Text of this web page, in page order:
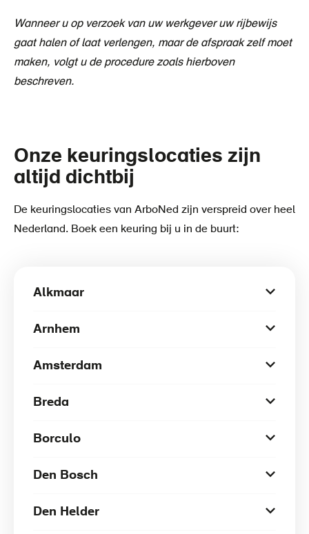
Wanneer u op verzoek van uw werkgever uw rijbewijs
gaat halen of laat verlengen, maar de afspraak zelf moet
maken, volgt u de procedure zoals hierboven
beschreven.
Onze keuringslocaties zijn
altijd dichtbij
De keuringslocaties van ArboNed zijn verspreid over heel
Nederland. Boek een keuring bij u in de buurt:
Alkmaar
Arnhem
Amsterdam
Breda
Borculo
Den Bosch
Den Helder